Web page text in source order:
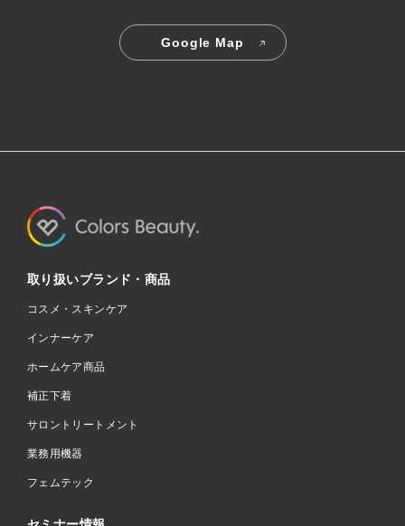
Google Map
取り扱いブランド・商品
コスメ・スキンケア
インナーケア
ホームケア商品
補正下着
サロントリートメント
業務用機器
フェムテック